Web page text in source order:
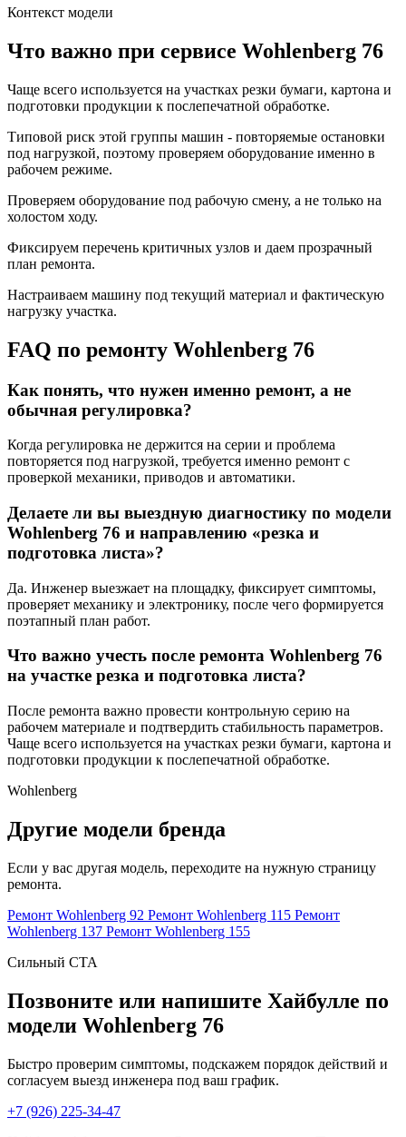
Контекст модели
Что важно при сервисе Wohlenberg 76
Чаще всего используется на участках резки бумаги, картона и
подготовки продукции к послепечатной обработке.
Типовой риск этой группы машин - повторяемые остановки
под нагрузкой, поэтому проверяем оборудование именно в
рабочем режиме.
Проверяем оборудование под рабочую смену, а не только на
холостом ходу.
Фиксируем перечень критичных узлов и даем прозрачный
план ремонта.
Настраиваем машину под текущий материал и фактическую
нагрузку участка.
FAQ по ремонту Wohlenberg 76
Как понять, что нужен именно ремонт, а не
обычная регулировка?
Когда регулировка не держится на серии и проблема
повторяется под нагрузкой, требуется именно ремонт с
проверкой механики, приводов и автоматики.
Делаете ли вы выездную диагностику по модели
Wohlenberg 76 и направлению «резка и
подготовка листа»?
Да. Инженер выезжает на площадку, фиксирует симптомы,
проверяет механику и электронику, после чего формируется
поэтапный план работ.
Что важно учесть после ремонта Wohlenberg 76
на участке резка и подготовка листа?
После ремонта важно провести контрольную серию на
рабочем материале и подтвердить стабильность параметров.
Чаще всего используется на участках резки бумаги, картона и
подготовки продукции к послепечатной обработке.
Wohlenberg
Другие модели бренда
Если у вас другая модель, переходите на нужную страницу
ремонта.
Ремонт Wohlenberg 92 Ремонт Wohlenberg 115 Ремонт
Wohlenberg 137 Ремонт Wohlenberg 155
Сильный CTA
Позвоните или напишите Хайбулле по
модели Wohlenberg 76
Быстро проверим симптомы, подскажем порядок действий и
согласуем выезд инженера под ваш график.
+7 (926) 225-34-47